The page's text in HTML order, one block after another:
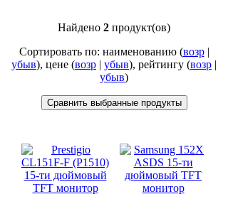
Найдено 2 продукт(ов)
Сортировать по: наименованию (возр|
убыв), цене (возр | убыв), рейтингу (возр |
убыв)